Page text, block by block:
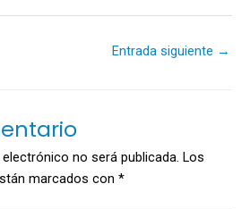
Entrada siguiente →
no será publicada. Los
marcados con *